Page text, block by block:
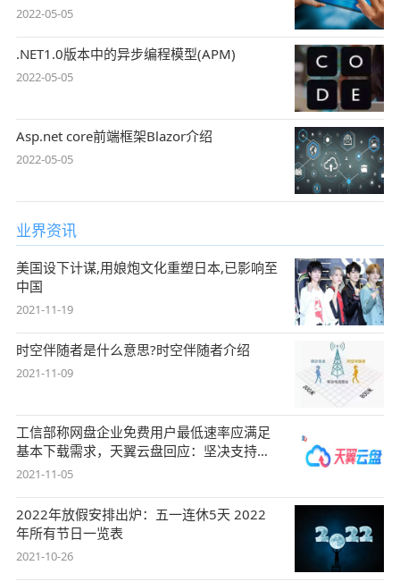
2022-05-05
.NET1.0版本中的异步编程模型(APM)
2022-05-05
Asp.net core前端框架Blazor介绍
2022-05-05
业界资讯
美国设下计谋,用娘炮文化重塑日本,已影响至
中国
2021-11-19
时空伴随者是什么意思?时空伴随者介绍
2021-11-09
工信部称网盘企业免费用户最低速率应满足
基本下载需求，天翼云盘回应：坚决支持，
始终
2021-11-05
2022年放假安排出炉：五一连休5天 2022
年所有节日一览表
2021-10-26